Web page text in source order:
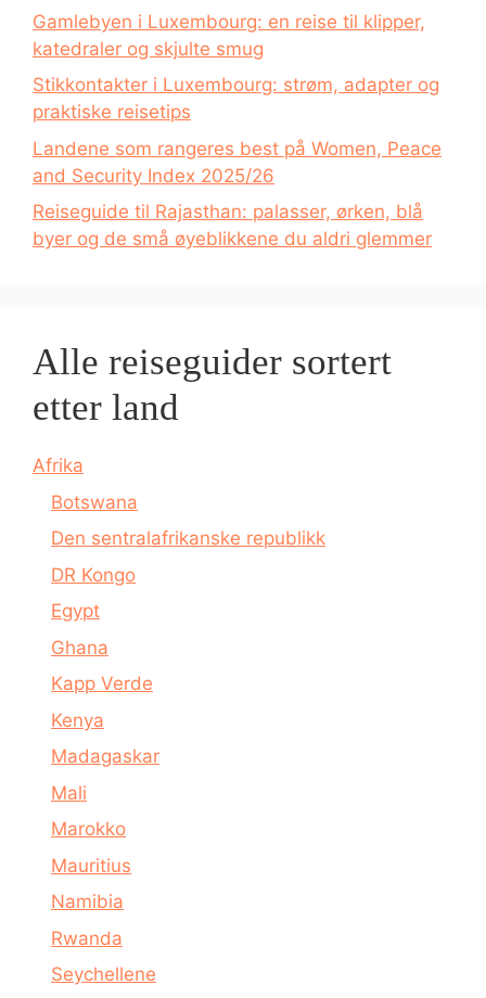
Gamlebyen i Luxembourg: en reise til klipper,
katedraler og skjulte smug
Stikkontakter i Luxembourg: strøm, adapter og
praktiske reisetips
Landene som rangeres best på Women, Peace
and Security Index 2025/26
Reiseguide til Rajasthan: palasser, ørken, blå
byer og de små øyeblikkene du aldri glemmer
Alle reiseguider sortert
etter land
Afrika
Botswana
Den sentralafrikanske republikk
DR Kongo
Egypt
Ghana
Kapp Verde
Kenya
Madagaskar
Mali
Marokko
Mauritius
Namibia
Rwanda
Seychellene